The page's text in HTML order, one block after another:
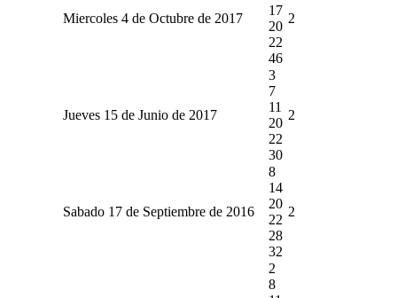
Miercoles 4 de Octubre de 2017
17
20
22
46
2
Jueves 15 de Junio de 2017
3
7
11
20
22
30
2
Sabado 17 de Septiembre de 2016
8
14
20
22
28
32
2
2
8